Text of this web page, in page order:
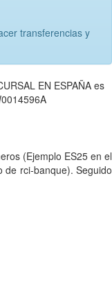
transferencias y
EN ESPAÑA es
(Ejemplo ES25 en el
rci-banque). Seguido